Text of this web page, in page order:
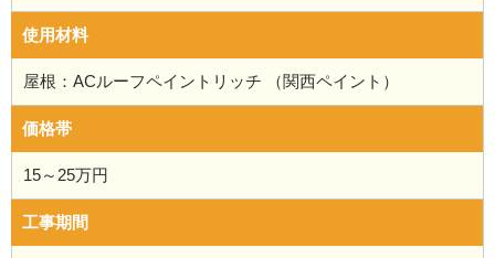
使用材料
屋根：ACルーフペイントリッチ （関西ペイント）
価格帯
15～25万円
工事期間